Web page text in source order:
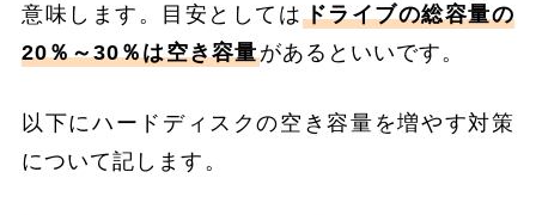
意味します。目安としては ドライブの総容量の
20％～30％は空き容量があるといいです。
以下にハードディスクの空き容量を増やす対策
について記します。